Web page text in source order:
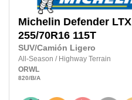
Michelin Defender
255/70R16 115T
SUV/Camión Ligero
All-Season / Highway Terrain
ORWL
820/B/A